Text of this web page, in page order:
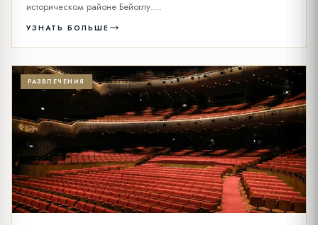
историческом районе Бейоглу....
УЗНАТЬ БОЛЬШЕ
РАЗВЛЕЧЕНИЯ